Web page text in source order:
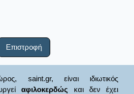
Επιστροφή
saint.gr, είναι ιδιωτικός
αφιλοκερδώς και δεν έχει